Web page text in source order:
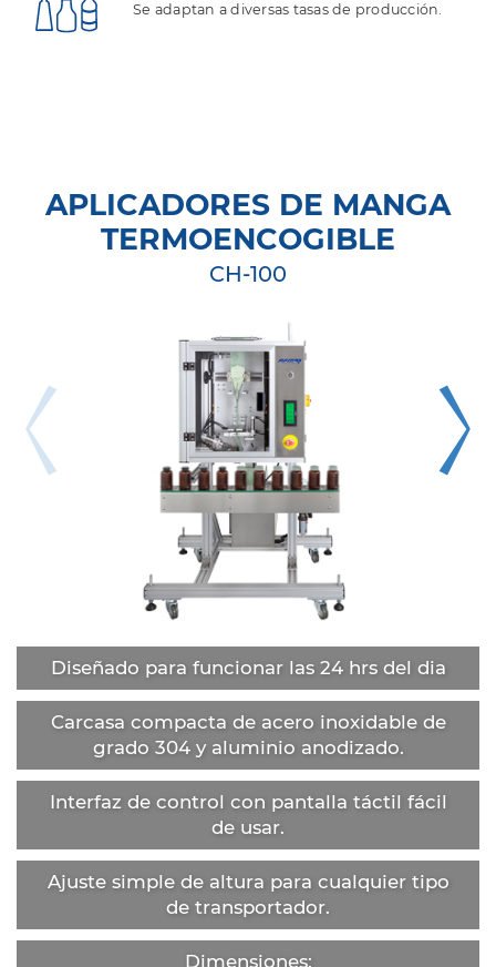
Se adaptan a diversas tasas de producción.
APLICADORES DE MANGA
TERMOENCOGIBLE
CH-100
Diseñado para funcionar las 24 hrs del dia
Carcasa compacta de acero inoxidable de
grado 304 y aluminio anodizado.
Interfaz de control con pantalla táctil fácil
de usar.
Ajuste simple de altura para cualquier tipo
de transportador.
Dimensiones: